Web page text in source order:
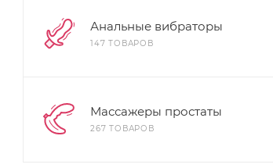
Анальные вибраторы
147 ТОВАРОВ
Массажеры простаты
267 ТОВАРОВ